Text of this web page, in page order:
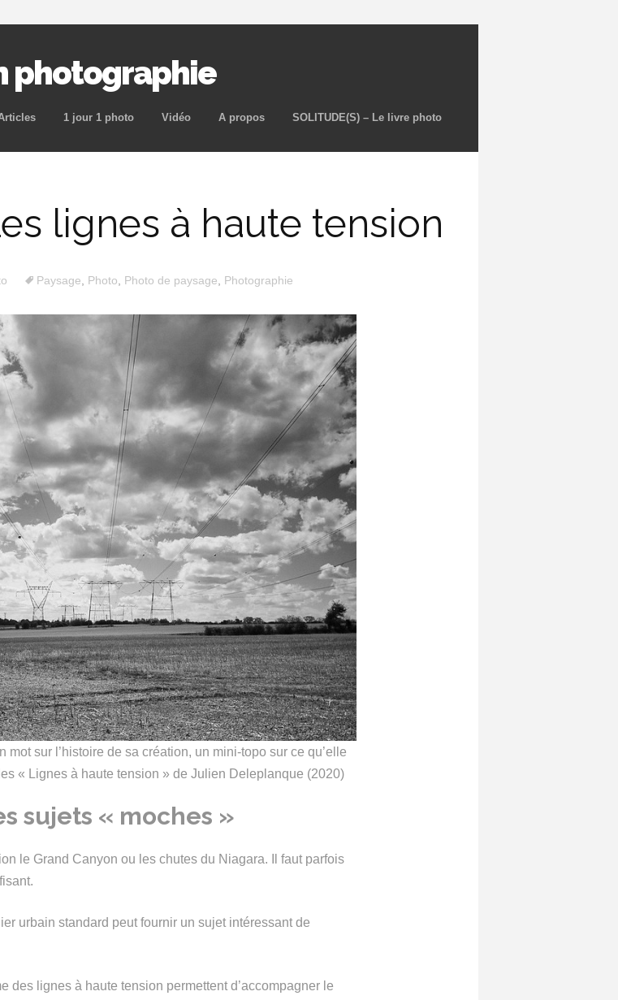
photographie
Aller
1 jour 1 photo Vidéo A propos SOLITUDE(S) – Le livre photo
lignes à haute tension
Paysage Photo Photo de paysage Photographie
mot sur l’histoire de sa création, un mini-topo sur ce qu’elle
« Lignes à haute tension » de Julien Deleplanque (2020)
sujets « moches »
le Grand Canyon ou les chutes du Niagara. Il faut parfois
urbain standard peut fournir un sujet intéressant de
des lignes à haute tension permettent d’accompagner le